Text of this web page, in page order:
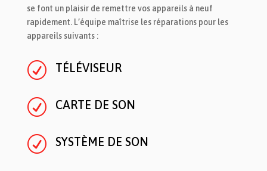
se font un plaisir de remettre vos appareils à neuf
rapidement. L’équipe maîtrise les réparations pour les
appareils suivants :
R TÉLÉVISEUR
R CARTE DE SON
R SYSTÈME DE SON